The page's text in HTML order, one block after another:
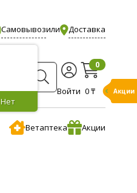
Нет
Самовывозили Доставка
Войти
0
0 ₸
Ветаптека Акции
Акции